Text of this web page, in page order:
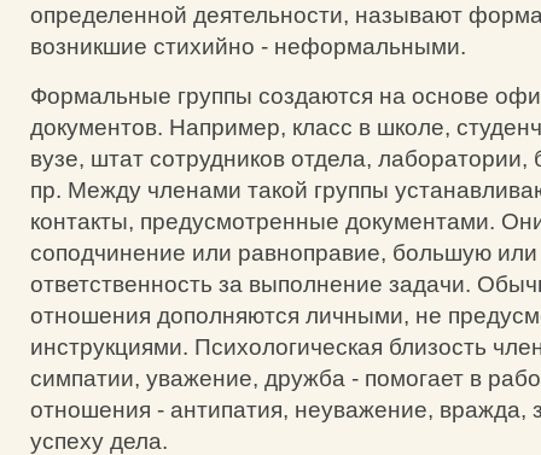
определенной деятельности, называют
возникшие стихийно - неформальными.
Формальные группы создаются на основе
документов. Например, класс в школе,
вузе, штат сотрудников отдела, лаборатории,
пр. Между членами такой группы
контакты, предусмотренные документами.
соподчинение или равноправие, большую
ответственность за выполнение задачи.
отношения дополняются личными, не
инструкциями. Психологическая близость
симпатии, уважение, дружба - помогает в
отношения - антипатия, неуважение, вражда,
успеху дела.